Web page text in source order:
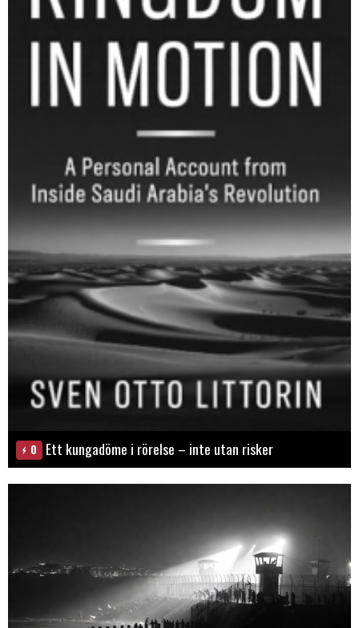
0 Ett kungadöme i rörelse – inte utan risker